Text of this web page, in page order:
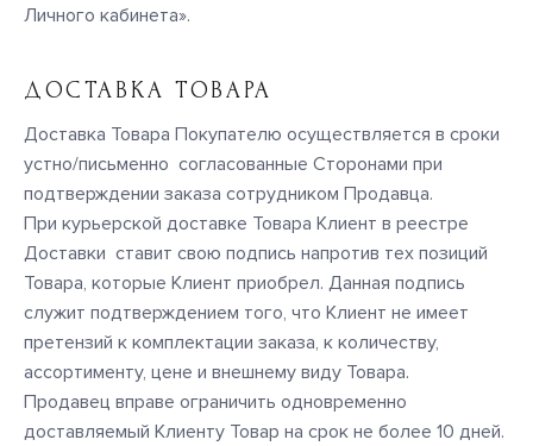
Личного кабинета».
ДОСТАВКА ТОВАРА
Доставка Товара Покупателю осуществляется в сроки
устно/письменно согласованные Сторонами при
подтверждении заказа сотрудником Продавца.
При курьерской доставке Товара Клиент в реестре
Доставки ставит свою подпись напротив тех позиций
Товара, которые Клиент приобрел. Данная подпись
служит подтверждением того, что Клиент не имеет
претензий к комплектации заказа, к количеству,
ассортименту, цене и внешнему виду Товара.
Продавец вправе ограничить одновременно
доставляемый Клиенту Товар на срок не более 10 дней.